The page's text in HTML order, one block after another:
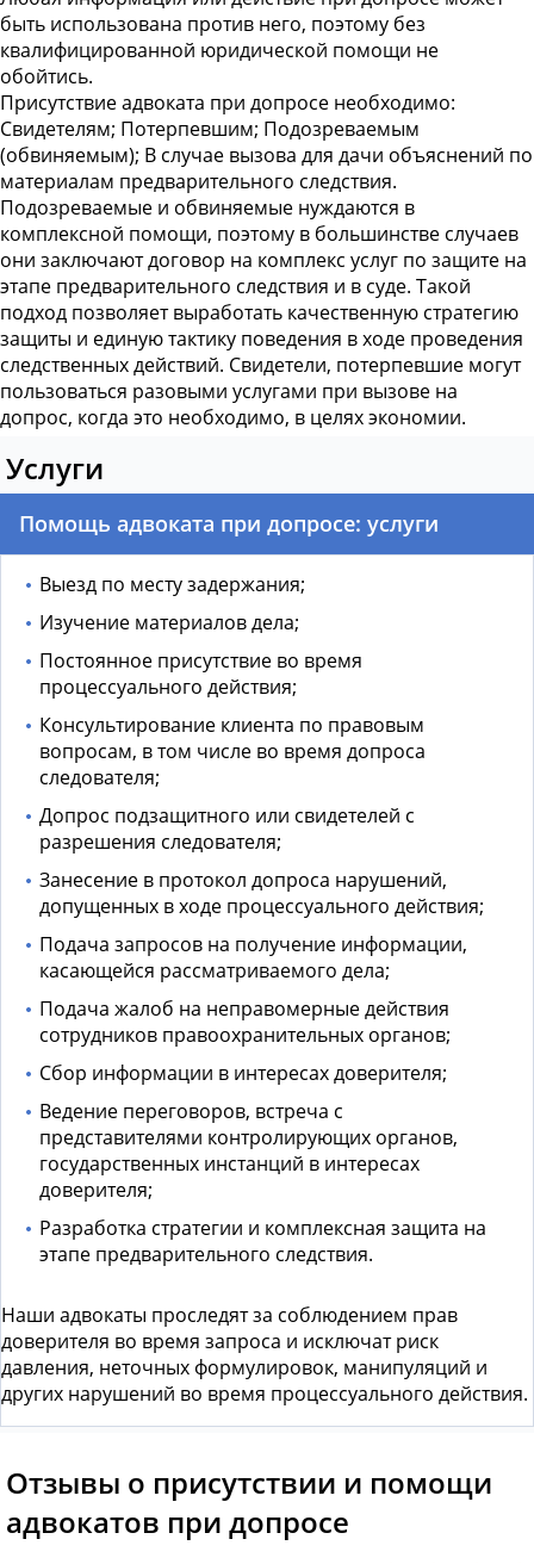
быть использована против него, поэтому без
квалифицированной юридической помощи не
обойтись.
Присутствие адвоката при допросе необходимо:
Свидетелям; Потерпевшим; Подозреваемым
(обвиняемым); В случае вызова для дачи объяснений по
материалам предварительного следствия.
Подозреваемые и обвиняемые нуждаются в
комплексной помощи, поэтому в большинстве случаев
они заключают договор на комплекс услуг по защите на
этапе предварительного следствия и в суде. Такой
подход позволяет выработать качественную стратегию
защиты и единую тактику поведения в ходе проведения
следственных действий. Свидетели, потерпевшие могут
пользоваться разовыми услугами при вызове на
допрос, когда это необходимо, в целях экономии.
Услуги
Помощь адвоката при допросе: услуги
Выезд по месту задержания;
Изучение материалов дела;
Постоянное присутствие во время
процессуального действия;
Консультирование клиента по правовым
вопросам, в том числе во время допроса
следователя;
Допрос подзащитного или свидетелей с
разрешения следователя;
Занесение в протокол допроса нарушений,
допущенных в ходе процессуального действия;
Подача запросов на получение информации,
касающейся рассматриваемого дела;
Подача жалоб на неправомерные действия
сотрудников правоохранительных органов;
Сбор информации в интересах доверителя;
Ведение переговоров, встреча с
представителями контролирующих органов,
государственных инстанций в интересах
доверителя;
Разработка стратегии и комплексная защита на
этапе предварительного следствия.
Наши адвокаты проследят за соблюдением прав
доверителя во время запроса и исключат риск
давления, неточных формулировок, манипуляций и
других нарушений во время процессуального действия.
Отзывы о присутствии и помощи
адвокатов при допросе